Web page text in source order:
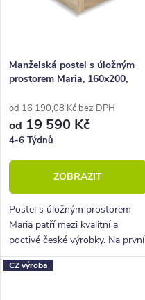
Manželská postel s úložným
prostorem Maria, 160x200,
od 16 190,08 Kč bez DPH
od 19 590 Kč
4-6 Týdnů
ZOBRAZIT
Postel s úložným prostorem
Maria patří mezi kvalitní a
poctivé české výrobky. Na první
pohled zaujme lehkým a
elegantním designem. Postel je
CZ výroba